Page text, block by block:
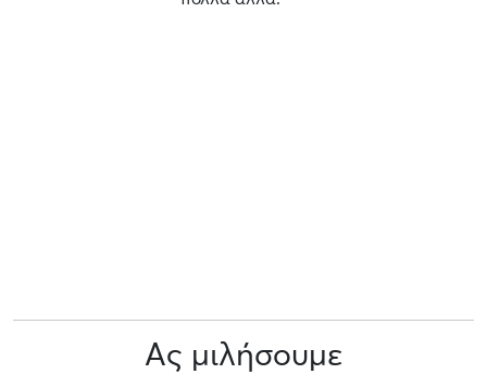
Ας μιλήσουμε